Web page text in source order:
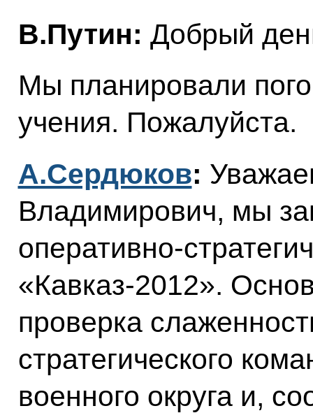
В.Путин: Добрый
Мы планировали
учения. Пожалуйста.
А.Сердюков:
Владимирович, мы
оперативно-
«Кавказ-2012».
проверка
стратегического
военного округа и,